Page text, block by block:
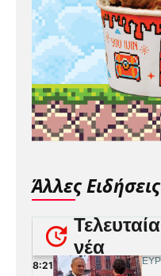
Άλλες Ειδήσεις